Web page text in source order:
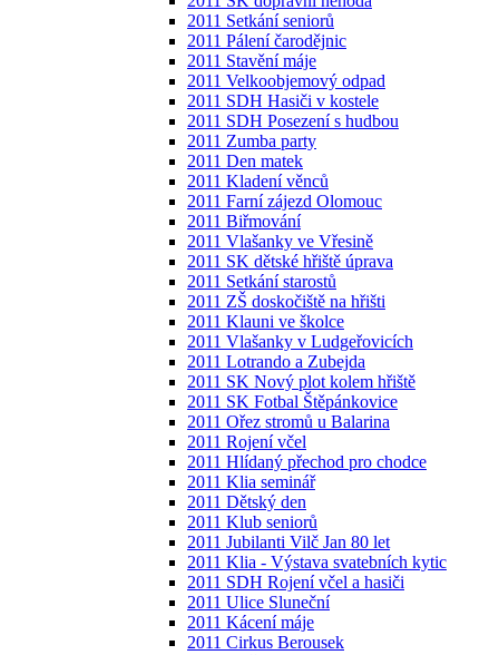
2011 Setkání seniorů
2011 Pálení čarodějnic
2011 Stavění máje
2011 Velkoobjemový odpad
2011 SDH Hasiči v kostele
2011 SDH Posezení s hudbou
2011 Zumba party
2011 Den matek
2011 Kladení věnců
2011 Farní zájezd Olomouc
2011 Biřmování
2011 Vlašanky ve Vřesině
2011 SK dětské hřiště úprava
2011 Setkání starostů
2011 ZŠ doskočiště na hřišti
2011 Klauni ve školce
2011 Vlašanky v Ludgeřovicích
2011 Lotrando a Zubejda
2011 SK Nový plot kolem hřiště
2011 SK Fotbal Štěpánkovice
2011 Ořez stromů u Balarina
2011 Rojení včel
2011 Hlídaný přechod pro chodce
2011 Klia seminář
2011 Dětský den
2011 Klub seniorů
2011 Jubilanti Vilč Jan 80 let
2011 Klia - Výstava svatebních kytic
2011 SDH Rojení včel a hasiči
2011 Ulice Sluneční
2011 Kácení máje
2011 Cirkus Berousek